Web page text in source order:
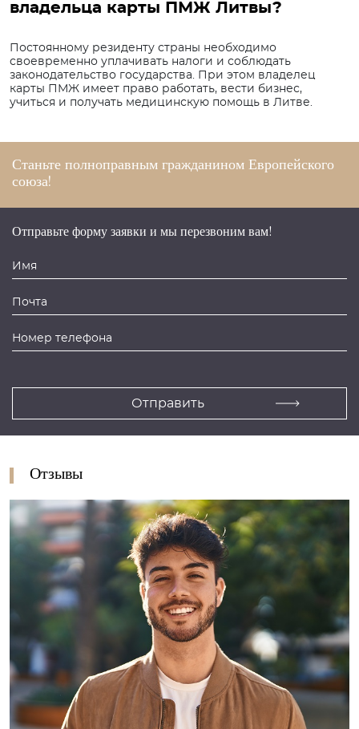
владельца карты ПМЖ Литвы?
Постоянному резиденту страны необходимо
своевременно уплачивать налоги и соблюдать
законодательство государства. При этом владелец
карты ПМЖ имеет право работать, вести бизнес,
учиться и получать медицинскую помощь в Литве.
Станьте полноправным гражданином Европейского
союза!
Отправьте форму заявки и мы перезвоним вам!
Отзывы